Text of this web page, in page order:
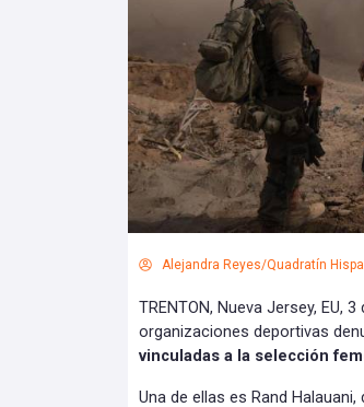
Alejandra Reyes/Quadratín
TRENTON, Nueva Jersey, EU,
organizaciones deportivas
vinculadas a la selección
Una de ellas es Rand